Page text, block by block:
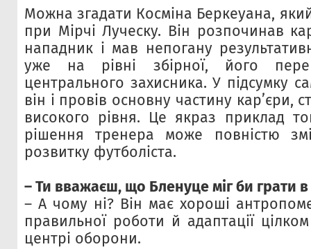
Можна згадати Косміна Беркеуана,
при Мірчі Луческу. Він розпочинав
нападник і мав непогану
уже на рівні збірної, його
центрального захисника. У підсумку
він і провів основну частину кар’єри,
високого рівня. Це якраз приклад
рішення тренера може повністю
розвитку футболіста.
– Ти вважаєш, що Бленуце міг би грати
– А чому ні? Він має хороші
правильної роботи й адаптації
центрі оборони.